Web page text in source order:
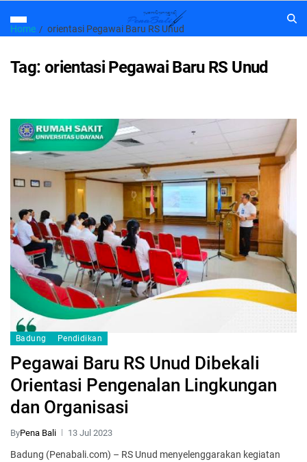
Home orientasi Pegawai Baru RS Unud
Tag: orientasi Pegawai Baru RS Unud
Badung Pendidikan
Pegawai Baru RS Unud Dibekali
Orientasi Pengenalan Lingkungan
dan Organisasi
ByPena Bali 13 Jul 2023
Badung (Penabali.com) – RS Unud menyelenggarakan kegiatan